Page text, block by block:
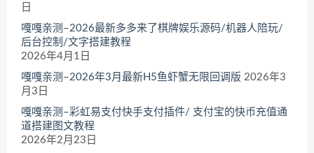
日
嘎嘎亲测–2026最新多多来了棋牌娱乐源码/机器人陪玩/
后台控制/文字搭建教程
2026年4月1日
嘎嘎亲测–2026年3月最新H5鱼虾蟹无限回调版 2026年3
月3日
嘎嘎亲测–彩虹易支付快手支付插件/ 支付宝的快币充值通
道搭建图文教程
2026年2月23日